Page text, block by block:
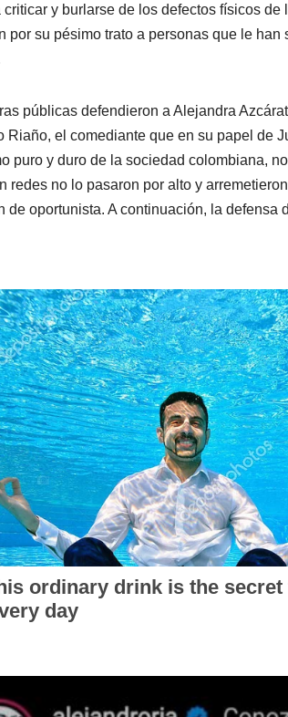
criticar y burlarse de los defectos físicos
por su pésimo trato a personas que le
públicas defendieron a Alejandra
Riaño, el comediante que en su papel de
puro y duro de la sociedad colombiana,
redes no lo pasaron por alto y
de oportunista. A continuación, la defensa